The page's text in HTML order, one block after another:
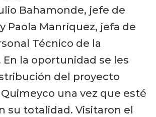
Bahamonde, jefe de
Paola Manríquez, jefa de
Técnico de la
la oportunidad se les
del proyecto
una vez que esté
su totalidad. Visitaron el